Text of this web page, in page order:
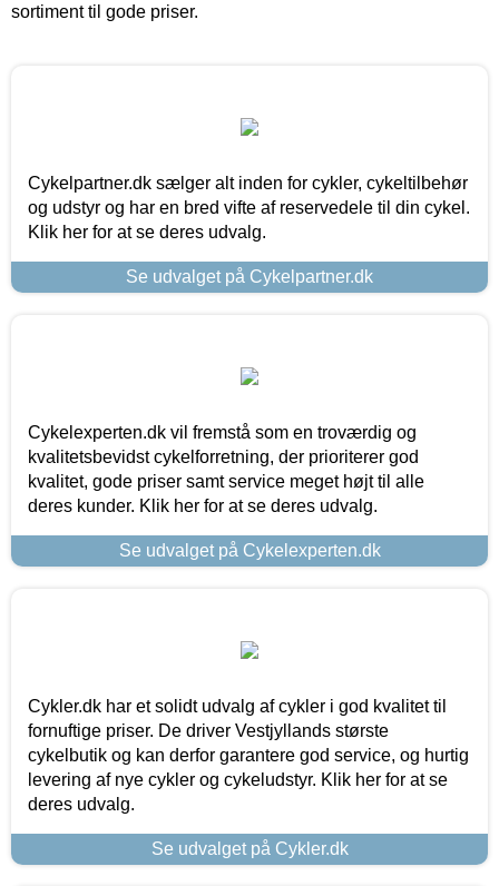
sortiment til gode priser.
Cykelpartner.dk sælger alt inden for cykler, cykeltilbehør
og udstyr og har en bred vifte af reservedele til din cykel.
Klik her for at se deres udvalg.
Se udvalget på Cykelpartner.dk
Cykelexperten.dk vil fremstå som en troværdig og
kvalitetsbevidst cykelforretning, der prioriterer god
kvalitet, gode priser samt service meget højt til alle
deres kunder. Klik her for at se deres udvalg.
Se udvalget på Cykelexperten.dk
Cykler.dk har et solidt udvalg af cykler i god kvalitet til
fornuftige priser. De driver Vestjyllands største
cykelbutik og kan derfor garantere god service, og hurtig
levering af nye cykler og cykeludstyr. Klik her for at se
deres udvalg.
Se udvalget på Cykler.dk